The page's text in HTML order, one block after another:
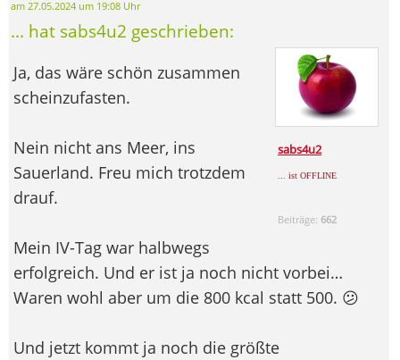
am 27.05.2024 um 19:08 Uhr
... hat sabs4u2 geschrieben:
sabs4u2
... ist OFFLINE
Beiträge: 662
Ja, das wäre schön zusammen
scheinzufasten.
Nein nicht ans Meer, ins
Sauerland. Freu mich trotzdem
drauf.
Mein IV-Tag war halbwegs
erfolgreich. Und er ist ja noch nicht vorbei…
Waren wohl aber um die 800 kcal statt 500. 😕
Und jetzt kommt ja noch die größte